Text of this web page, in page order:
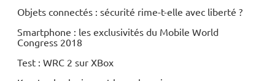
Objets connectés : sécurité rime-t-elle avec liberté ?
Smartphone : les exclusivités du Mobile World
Congress 2018
Test : WRC 2 sur XBox